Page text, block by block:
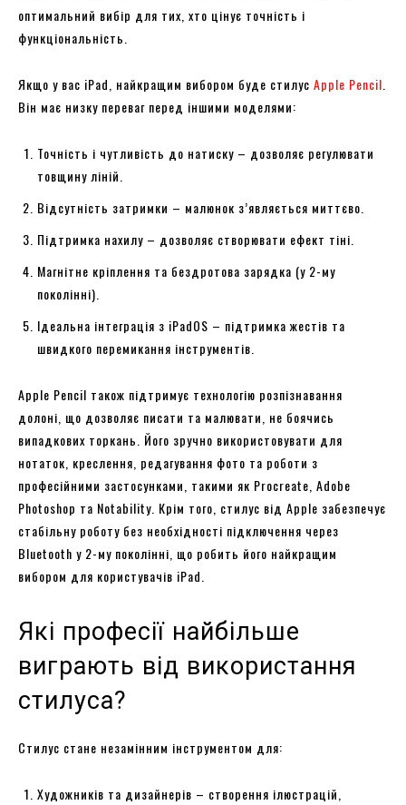
оптимальний вибір для тих, хто цінує точність і
функціональність.
Якщо у вас iPad, найкращим вибором буде стилус Apple Pencil
Він має низку переваг перед іншими моделями:
Точність і чутливість до натиску – дозволяє регулювати
товщину ліній.
Відсутність затримки – малюнок з’являється миттєво.
Підтримка нахилу – дозволяє створювати ефект тіні.
Магнітне кріплення та бездротова зарядка (у 2-му
поколінні).
Ідеальна інтеграція з iPadOS – підтримка жестів та
швидкого перемикання інструментів.
Apple Pencil також підтримує технологію розпізнавання
долоні, що дозволяє писати та малювати, не боячись
випадкових торкань. Його зручно використовувати для
нотаток, креслення, редагування фото та роботи з
професійними застосунками, такими як Procreate, Adobe
Photoshop та Notability. Крім того, стилус від Apple забезпечує
стабільну роботу без необхідності підключення через
Bluetooth у 2-му поколінні, що робить його найкращим
вибором для користувачів iPad.
Які професії найбільше
виграють від використання
стилуса?
Стилус стане незамінним інструментом для:
Художників та дизайнерів – створення ілюстрацій,